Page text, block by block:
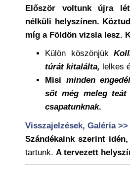
Először voltunk újra
nélküli helyszínen.
míg a Földön vizsla lesz.
Külön köszönjük
túrát kitalálta, lelkes
Misi minden
sőt még meleg teát
csapatunknak.
Visszajelzések, Galéria >>
Szándékaink szerint
tartunk. A tervezett